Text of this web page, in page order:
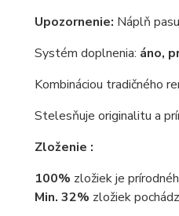
Upozornenie: Náplň
Systém doplnenia: áno,
Kombináciou tradičného
Stelesňuje originalitu a
Zloženie :
100% zložiek je
Min. 32% zložiek